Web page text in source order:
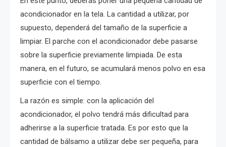
acondicionador en la tela. La cantidad a utilizar, por
supuesto, dependerá del tamaño de la superficie a
limpiar. El parche con el acondicionador debe pasarse
sobre la superficie previamente limpiada. De esta
manera, en el futuro, se acumulará menos polvo en esa
superficie con el tiempo.
La razón es simple: con la aplicación del
acondicionador, el polvo tendrá más dificultad para
adherirse a la superficie tratada. Es por esto que la
cantidad de bálsamo a utilizar debe ser pequeña, para